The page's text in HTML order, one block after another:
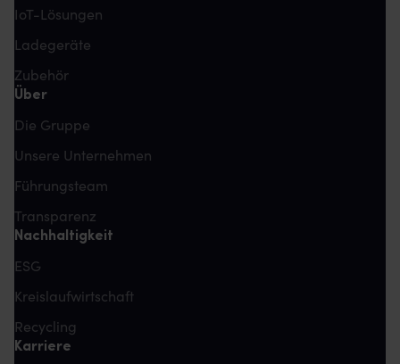
IoT-Lösungen
Ladegeräte
Zubehör
Über
Die Gruppe
Unsere Unternehmen
Führungsteam
Transparenz
Nachhaltigkeit
ESG
Kreislaufwirtschaft
Recycling
Karriere